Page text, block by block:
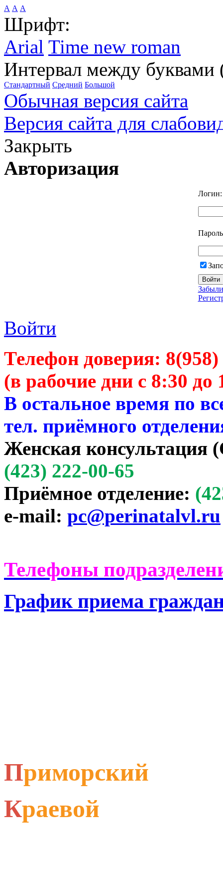
А А А
Шрифт:
Arial Time new roman
Интервал между буквами
Стандартный Средний Большой
Обычная версия сайта
Версия сайта для
Закрыть
Авторизация
Логин:
Войти
Телефон доверия:
(в рабочие дни с 8:30 до
В остальное время по
тел. приёмного
Женская консультация
(423) 222-00-65
Приёмное отделение:
e-mail: pc@perinatalvl.ru
Телефоны
График приема
Приморский
Краевой